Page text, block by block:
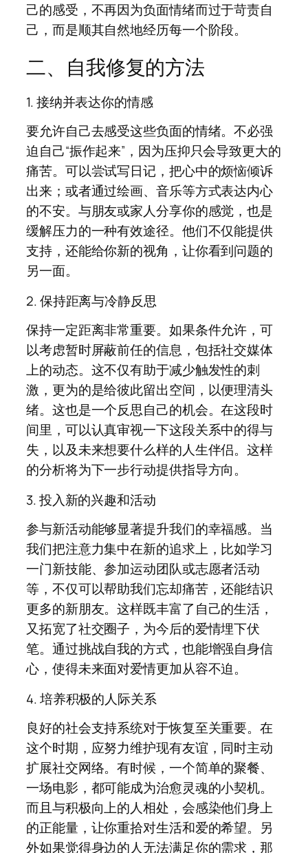
己的感受，不再因为负面情绪而过于苛责自
己，而是顺其自然地经历每一个阶段。
二、自我修复的方法
1. 接纳并表达你的情感
要允许自己去感受这些负面的情绪。不必强
迫自己“振作起来”，因为压抑只会导致更大的
痛苦。可以尝试写日记，把心中的烦恼倾诉
出来；或者通过绘画、音乐等方式表达内心
的不安。与朋友或家人分享你的感觉，也是
缓解压力的一种有效途径。他们不仅能提供
支持，还能给你新的视角，让你看到问题的
另一面。
2. 保持距离与冷静反思
保持一定距离非常重要。如果条件允许，可
以考虑暂时屏蔽前任的信息，包括社交媒体
上的动态。这不仅有助于减少触发性的刺
激，更为的是给彼此留出空间，以便理清头
绪。这也是一个反思自己的机会。在这段时
间里，可以认真审视一下这段关系中的得与
失，以及未来想要什么样的人生伴侣。这样
的分析将为下一步行动提供指导方向。
3. 投入新的兴趣和活动
参与新活动能够显著提升我们的幸福感。当
我们把注意力集中在新的追求上，比如学习
一门新技能、参加运动团队或志愿者活动
等，不仅可以帮助我们忘却痛苦，还能结识
更多的新朋友。这样既丰富了自己的生活，
又拓宽了社交圈子，为今后的爱情埋下伏
笔。通过挑战自我的方式，也能增强自身信
心，使得未来面对爱情更加从容不迫。
4. 培养积极的人际关系
良好的社会支持系统对于恢复至关重要。在
这个时期，应努力维护现有友谊，同时主动
扩展社交网络。有时候，一个简单的聚餐、
一场电影，都可能成为治愈灵魂的小契机。
而且与积极向上的人相处，会感染他们身上
的正能量，让你重拾对生活和爱的希望。另
外如果觉得身边的人无法满足你的需求，那